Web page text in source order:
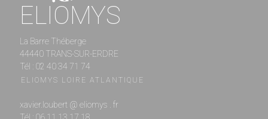
ELIOMYS
La Barre Théberge
44440 TRANS-SUR-ERDRE
Tél : 02 40 34 71 74
ELIOMYS LOIRE ATLANTIQUE
xavier.loubert @ eliomys . fr